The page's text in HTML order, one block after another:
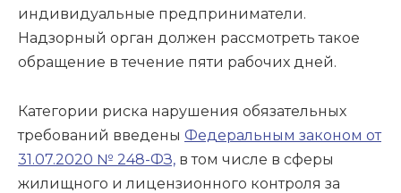
индивидуальные предприниматели.
Надзорный орган должен рассмотреть такое
обращение в течение пяти рабочих дней.
Категории риска нарушения обязательных
требований введены Федеральным законом от
31.07.2020 № 248-ФЗ, в том числе в сферы
жилищного и лицензионного контроля за